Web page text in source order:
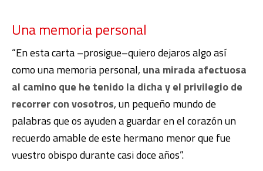
Una memoria personal
“En esta carta –prosigue–quiero dejaros algo así
como una memoria personal, una mirada afectuosa
al camino que he tenido la dicha y el privilegio de
recorrer con vosotros, un pequeño mundo de
palabras que os ayuden a guardar en el corazón un
recuerdo amable de este hermano menor que fue
vuestro obispo durante casi doce años”.